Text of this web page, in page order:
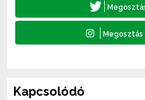
Kapcsolódó